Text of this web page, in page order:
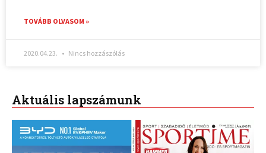
TOVÁBB OLVASOM »
2020.04.23. Nincs hozzászólás
Aktuális lapszámunk